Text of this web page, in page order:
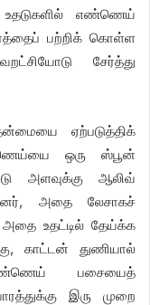
எண்ணெய்
பற்றிக் கொள்ள
சேர்த்து
ஏற்படுத்திக்
ஒரு ஸ்பூன்
அளவுக்கு ஆலிவ்
அதை லேசாகச்
அதை உதட்டில் தேய்க்க
காட்டன் துணியால்
எண்ணெய் பசையைத்
இரு முறை